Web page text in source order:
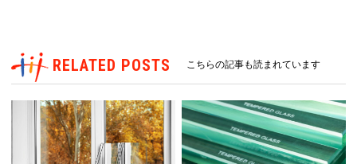
RELATED POSTS こちらの記事も読まれています